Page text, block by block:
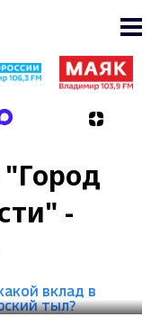
"Город
-